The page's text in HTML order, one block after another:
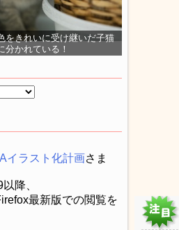
をきれいに受け継いだ子猫
分かれている！
イラスト化計画さま
降、
最新版での閲覧を